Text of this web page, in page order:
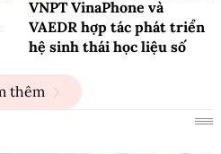
VNPT VinaPhone và
VAEDR hợp tác phát triển
hệ sinh thái học liệu số
thêm